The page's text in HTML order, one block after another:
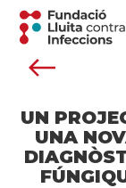
UN
UNA